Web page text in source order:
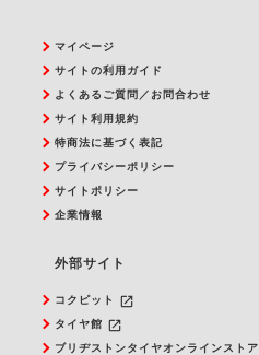
マイページ
サイトの利用ガイド
よくあるご質問／お問合わせ
サイト利用規約
特商法に基づく表記
プライバシーポリシー
サイトポリシー
企業情報
外部サイト
コクピット launch
タイヤ館 launch
ブリヂストンタイヤオンラインストア